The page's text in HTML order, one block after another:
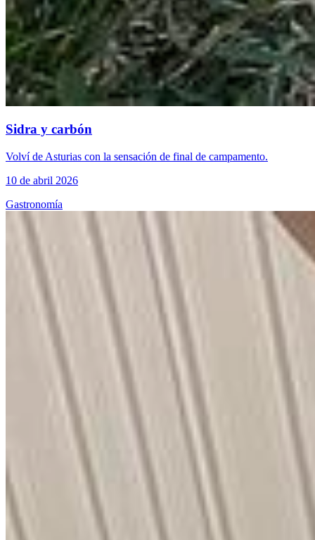
Sidra y carbón
Volví de Asturias con la sensación de final de campamento.
10 de abril 2026
Gastronomía